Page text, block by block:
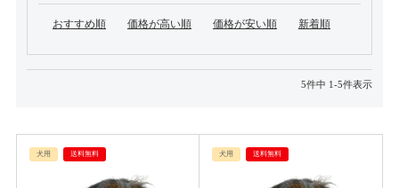
おすすめ順 価格が高い順 価格が安い順 新着順
5件中 1-5件表示
犬用 送料無料 犬用 送料無料